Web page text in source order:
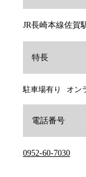
JR長崎本線佐
特長
駐車場有り オン
電話番号
0952-60-7030